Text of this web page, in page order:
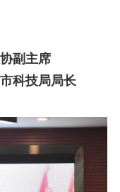
副主席
科技局局长